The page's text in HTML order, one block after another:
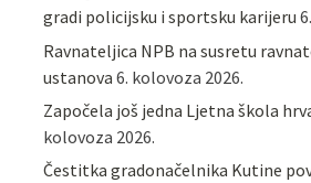
gradi policijsku i sportsku karijeru
Ravnateljica NPB na susretu
ustanova 6. kolovoza 2026.
Započela još jedna Ljetna škola
kolovoza 2026.
Čestitka gradonačelnika Kutine